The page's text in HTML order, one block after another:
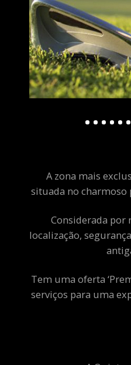
A zona mais
situada no charmoso
Considerada por
localização,
Tem uma oferta
serviços para uma